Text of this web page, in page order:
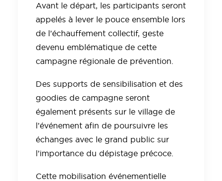
Avant le départ, les participants seront
appelés à lever le pouce ensemble lors
de l’échauffement collectif, geste
devenu emblématique de cette
campagne régionale de prévention.
Des supports de sensibilisation et des
goodies de campagne seront
également présents sur le village de
l’événement afin de poursuivre les
échanges avec le grand public sur
l’importance du dépistage précoce.
Cette mobilisation événementielle